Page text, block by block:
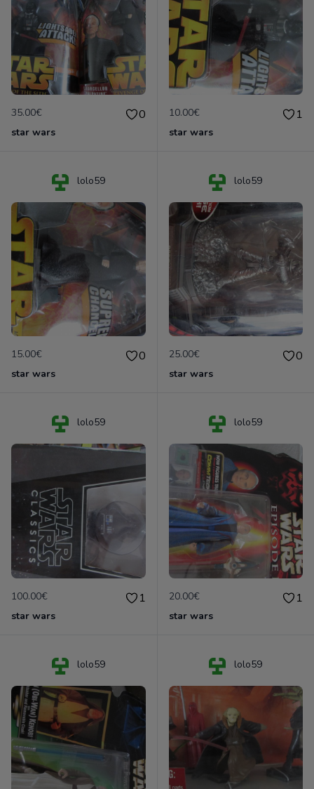
35.00€ 0
star wars
10.00€ 1
star wars
lolo59
15.00€ 0
star wars
lolo59
25.00€ 0
star wars
lolo59
100.00€ 1
star wars
lolo59
20.00€ 1
star wars
lolo59 lolo59